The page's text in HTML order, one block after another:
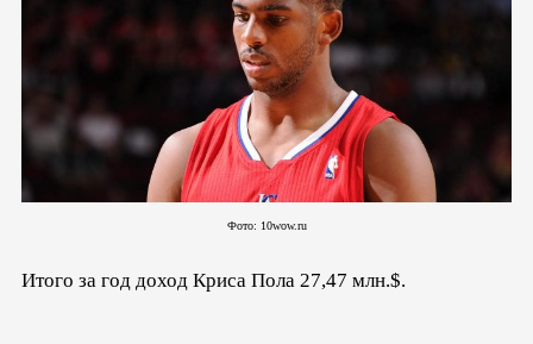
Фото: 10wow.ru
Итого за год доход Криса Пола 27,47 млн.$.